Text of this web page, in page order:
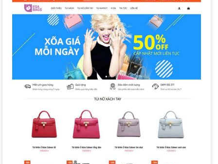
Tại Sao Bạn Cần Thiết Kế Website Thời
Trang?
Đầu tư vào một websitethời trangchuyên nghiệp mang
lại lợi ích chiến lược cho hoạt động kinh doanh của bạn.
Nó không chỉ là một kênh bán hàng mà còn là bộ mặt
thương hiệu trên môi trườnginternet.
Xây Dựng Thương Hiệu và Mở Rộng Khách Hàng
Một website là không gian để bạn thể hiện trọn vẹn phong
cách, câu chuyện và giá trị cốt lõi của thương hiệu. Một